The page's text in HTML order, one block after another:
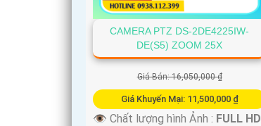
CAMERA PTZ DS-2DE4225IW-
DE(S5) ZOOM 25X
Giá Bán: 16,050,000 ₫
Giá Khuyến Mại: 11,500,000 ₫
👁 Chất lượng hình Ảnh : FULL HD